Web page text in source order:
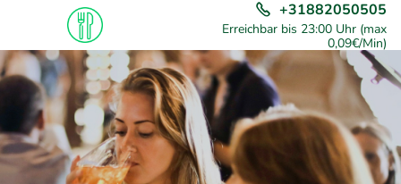
+31882050505
Erreichbar bis 23:00 Uhr (max
0,09€/Min)